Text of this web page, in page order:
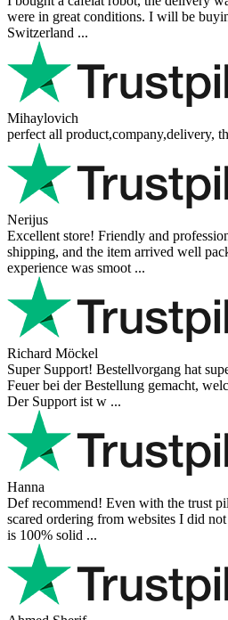
were in great conditions. I will be
Switzerland ...
Mihaylovich
perfect all product,company,delivery,
Nerijus
Excellent store! Friendly and
shipping, and the item arrived well
experience was smoot ...
Richard Möckel
Super Support! Bestellvorgang hat
Feuer bei der Bestellung gemacht,
Der Support ist w ...
Hanna
Def recommend! Even with the trust
scared ordering from websites I did
is 100% solid ...